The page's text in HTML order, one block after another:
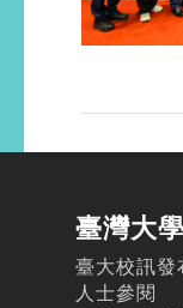
臺灣大
臺大校訊發
人士參閱